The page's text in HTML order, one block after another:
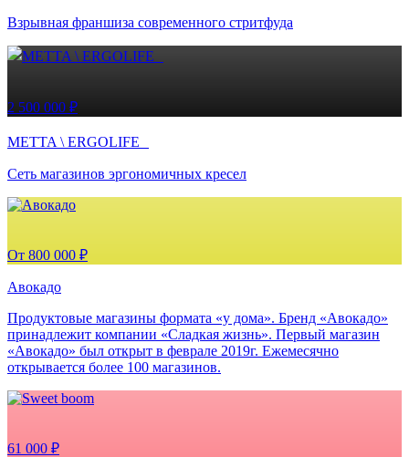
Взрывная франшиза современного стритфуда
2 500 000 ₽
METTA \ ERGOLIFE
Сеть магазинов эргономичных кресел
От 800 000 ₽
Авокадо
Продуктовые магазины формата «у дома». Бренд «Авокадо»
принадлежит компании «Сладкая жизнь». Первый магазин
«Авокадо» был открыт в феврале 2019г. Ежемесячно
открывается более 100 магазинов.
61 000 ₽